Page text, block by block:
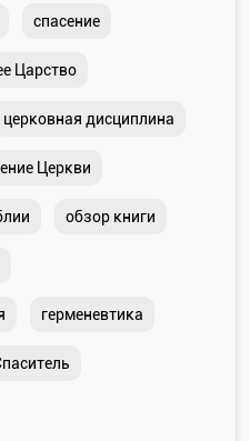
спасение
Царство
церковная дисциплина
Церкви
обзор книги
герменевтика